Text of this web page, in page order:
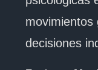
movimientos
decisiones